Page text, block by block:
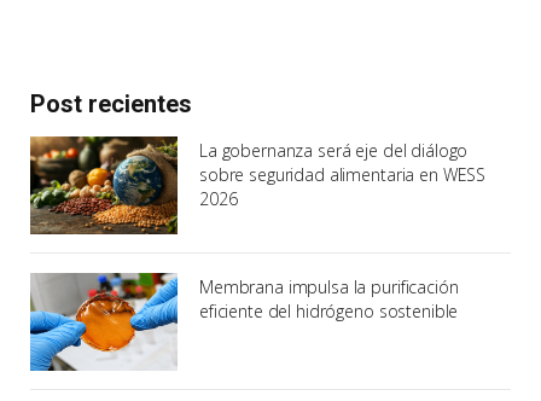
Post recientes
La gobernanza será eje del diálogo
sobre seguridad alimentaria en WESS
2026
Membrana impulsa la purificación
eficiente del hidrógeno sostenible